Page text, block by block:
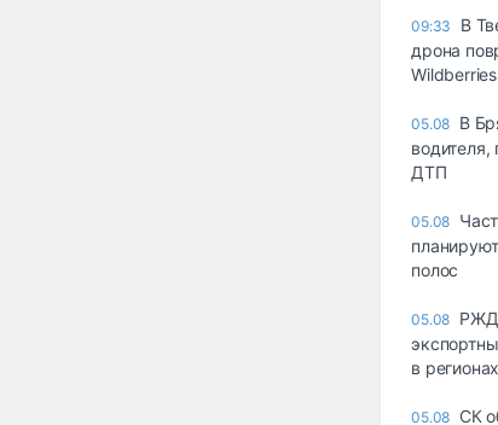
09:33
В
дрона
Wildberries
05.08 В
ДТП
05.08
полос
05.08 РЖД
в регионах
05.08 СК